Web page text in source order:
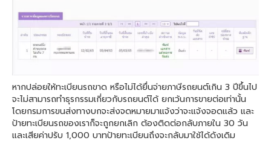
หากปล่อยให้ทะเบียนรถขาด หรือไม่ได้ยื่นจ่ายภาษีรถยนต์เกิน 3 ปีขึ้นไป
จะไม่สามารถทำธุรกรรมเกี่ยวกับรถยนต์ได้ ยกเว้นการขายต่อเท่านั้น
โดยกรมการขนส่งทางบกจะส่งจดหมายมาแจ้งว่าจะแจ้งจอดแล้ว และ
ป้ายทะเบียนรถของเราก็จะถูกยกเลิก ต้องติดต่อกลับภายใน 30 วัน
และเสียค่าปรับ 1,000 บาทป้ายทะเบียนถึงจะกลับมาใช้ได้ดังเดิม